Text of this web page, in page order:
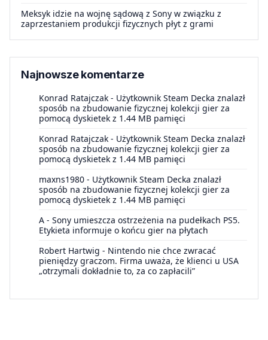
Meksyk idzie na wojnę sądową z Sony w związku z
zaprzestaniem produkcji fizycznych płyt z grami
Najnowsze komentarze
Konrad Ratajczak - Użytkownik Steam Decka znalazł
sposób na zbudowanie fizycznej kolekcji gier za
pomocą dyskietek z 1.44 MB pamięci
Konrad Ratajczak - Użytkownik Steam Decka znalazł
sposób na zbudowanie fizycznej kolekcji gier za
pomocą dyskietek z 1.44 MB pamięci
maxns1980 - Użytkownik Steam Decka znalazł
sposób na zbudowanie fizycznej kolekcji gier za
pomocą dyskietek z 1.44 MB pamięci
A - Sony umieszcza ostrzeżenia na pudełkach PS5.
Etykieta informuje o końcu gier na płytach
Robert Hartwig - Nintendo nie chce zwracać
pieniędzy graczom. Firma uważa, że klienci u USA
„otrzymali dokładnie to, za co zapłacili”